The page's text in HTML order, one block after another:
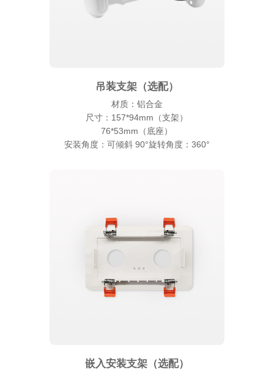
吊装支架（选配）
材质：铝合金
尺寸：157*94mm（支架）
76*53mm（底座）
安装角度：可倾斜 90°旋转角度：360°
嵌入安装支架（选配）